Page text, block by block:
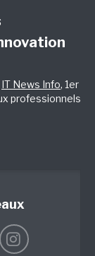
IT News Info, 1er
professionnels